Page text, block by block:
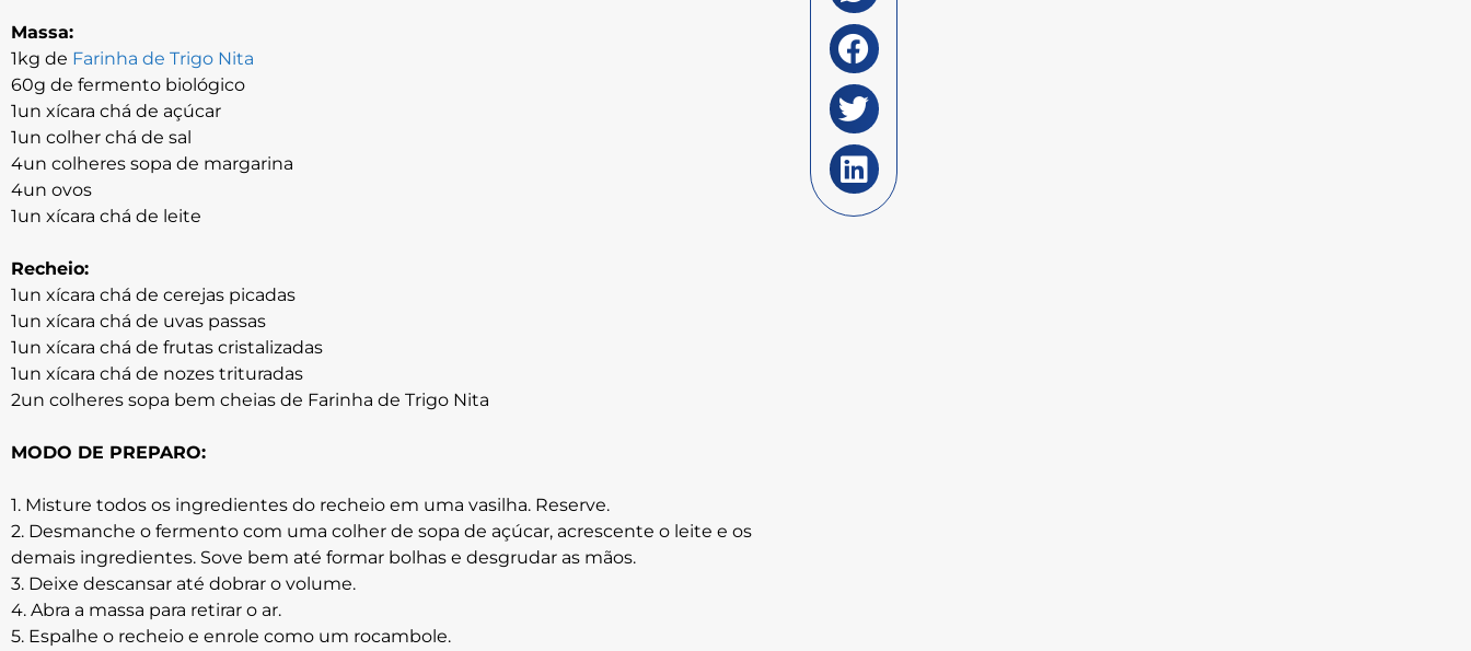
Massa:
1kg de Farinha de Trigo Nita
60g de fermento biológico
1un xícara chá de açúcar
1un colher chá de sal
4un colheres sopa de margarina
4un ovos
1un xícara chá de leite
Recheio:
1un xícara chá de cerejas picadas
1un xícara chá de uvas passas
1un xícara chá de frutas cristalizadas
1un xícara chá de nozes trituradas
2un colheres sopa bem cheias de Farinha de Trigo Nita
MODO DE PREPARO:
1. Misture todos os ingredientes do recheio em uma vasilha. Reserve.
2. Desmanche o fermento com uma colher de sopa de açúcar, acrescente o leite e os
demais ingredientes. Sove bem até formar bolhas e desgrudar as mãos.
3. Deixe descansar até dobrar o volume.
4. Abra a massa para retirar o ar.
5. Espalhe o recheio e enrole como um rocambole.